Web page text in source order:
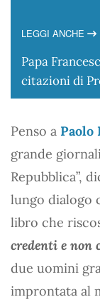
LEGGI ANCHE
Papa
citazioni di
Penso a Paolo
grande
Repubblica”,
lungo dialogo
libro che
credenti e non
due uomini
improntata al